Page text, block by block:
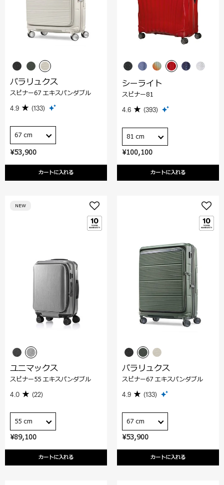
¥53,900
カートに入れる
パラリュクス
スピナー67 エキスパンダブル
4.9 (133)
67 cm
¥100,100
カートに入れる
シーライト
スピナー81
4.6 (393)
81 cm
¥89,100
カートに入れる
NEW
ユニマックス
スピナー55 エキスパンダブル
4.0 (22)
55 cm
¥53,900
カートに入れる
パラリュクス
スピナー67 エキスパンダブル
4.9 (133)
67 cm